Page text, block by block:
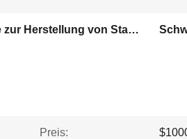
Maschine zur Herstellung von Stahlrohren
Preis: